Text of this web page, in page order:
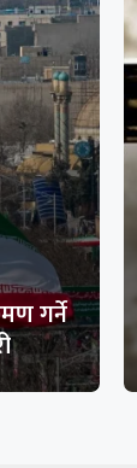
गर्ने